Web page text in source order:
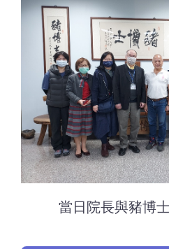
當日院長與豬博